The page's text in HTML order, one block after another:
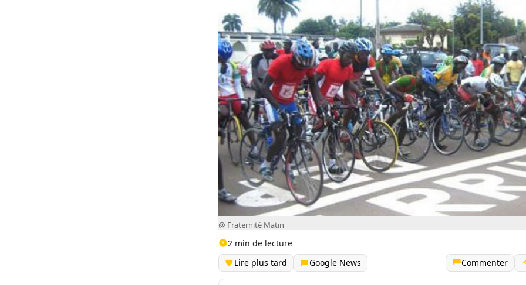
@ Fraternité Matin
2 min de lecture
Lire plus tard
Google News Commenter